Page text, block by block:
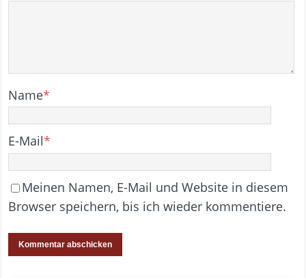
Name*
E-Mail*
Meinen Namen, E-Mail und Website in diesem
Browser speichern, bis ich wieder kommentiere.